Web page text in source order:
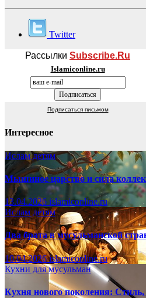
Twitter
Рассылки Subscribe.Ru
Islamiconline.ru
Подписаться письмом
Интересное
Ислам детям
Мышиное царство и сила
13.04.2026 islamiconline.ru
Ислам детям
Два брата в мусульманской
10.04.2026islamiconline.ru
Кухни для мусульман
Кухня нового поколения: